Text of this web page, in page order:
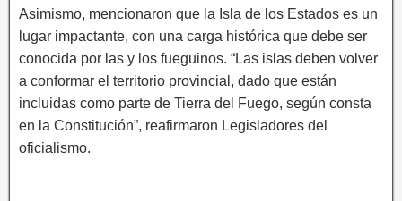
Asimismo, mencionaron que la Isla de los Estados es un
lugar impactante, con una carga histórica que debe ser
conocida por las y los fueguinos. “Las islas deben volver
a conformar el territorio provincial, dado que están
incluidas como parte de Tierra del Fuego, según consta
en la Constitución”, reafirmaron Legisladores del
oficialismo.